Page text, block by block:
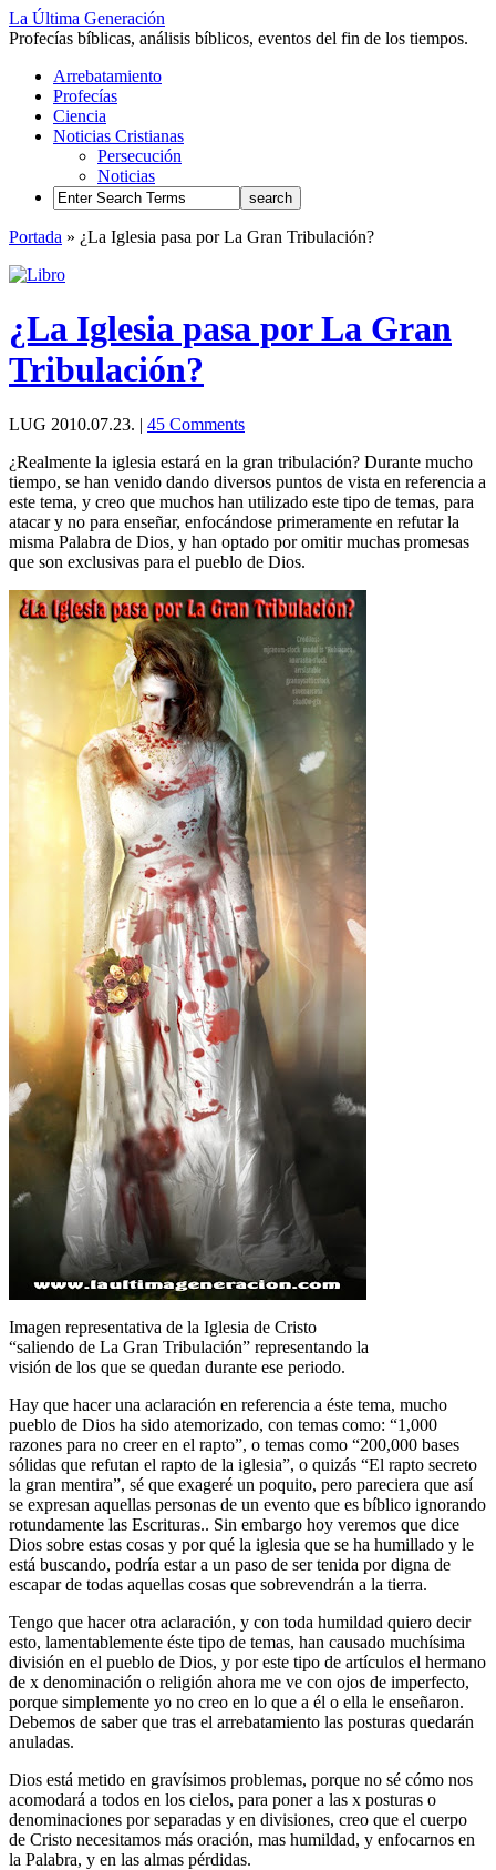
La Última Generación
Profecías bíblicas, análisis bíblicos, eventos del fin de los tiempos.
Arrebatamiento
Profecías
Ciencia
Noticias Cristianas
Persecución
Noticias
Portada » ¿La Iglesia pasa por La Gran Tribulación?
¿La Iglesia pasa por La Gran
Tribulación?
LUG 2010.07.23. | 45 Comments
¿Realmente la iglesia estará en la gran tribulación? Durante mucho
tiempo, se han venido dando diversos puntos de vista en referencia a
este tema, y creo que muchos han utilizado este tipo de temas, para
atacar y no para enseñar, enfocándose primeramente en refutar la
misma Palabra de Dios, y han optado por omitir muchas promesas
que son exclusivas para el pueblo de Dios.
Imagen representativa de la Iglesia de Cristo
“saliendo de La Gran Tribulación” representando la
visión de los que se quedan durante ese periodo.
Hay que hacer una aclaración en referencia a éste tema, mucho
pueblo de Dios ha sido atemorizado, con temas como: “1,000
razones para no creer en el rapto”, o temas como “200,000 bases
sólidas que refutan el rapto de la iglesia”, o quizás “El rapto secreto
la gran mentira”, sé que exageré un poquito, pero pareciera que así
se expresan aquellas personas de un evento que es bíblico ignorando
rotundamente las Escrituras.. Sin embargo hoy veremos que dice
Dios sobre estas cosas y por qué la iglesia que se ha humillado y le
está buscando, podría estar a un paso de ser tenida por digna de
escapar de todas aquellas cosas que sobrevendrán a la tierra.
Tengo que hacer otra aclaración, y con toda humildad quiero decir
esto, lamentablemente éste tipo de temas, han causado muchísima
división en el pueblo de Dios, y por este tipo de artículos el hermano
de x denominación o religión ahora me ve con ojos de imperfecto,
porque simplemente yo no creo en lo que a él o ella le enseñaron.
Debemos de saber que tras el arrebatamiento las posturas quedarán
anuladas.
Dios está metido en gravísimos problemas, porque no sé cómo nos
acomodará a todos en los cielos, para poner a las x posturas o
denominaciones por separadas y en divisiones, creo que el cuerpo
de Cristo necesitamos más oración, mas humildad, y enfocarnos en
la Palabra, y en las almas pérdidas.